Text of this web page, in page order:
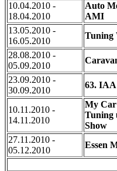
10.04.2010 -
18.04.2010
Auto
AMI
13.05.2010 -
16.05.2010
Tuning
28.08.2010 -
05.09.2010
23.09.2010 -
30.09.2010
63. IAA
10.11.2010 -
14.11.2010
My
Tuning
Show
27.11.2010 -
05.12.2010
Essen